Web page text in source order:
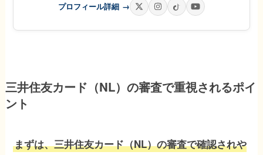
プロフィール詳細 →
三井住友カード（NL）の審査で重視されるポイ
ント
まずは、三井住友カード（NL）の審査で確認されや